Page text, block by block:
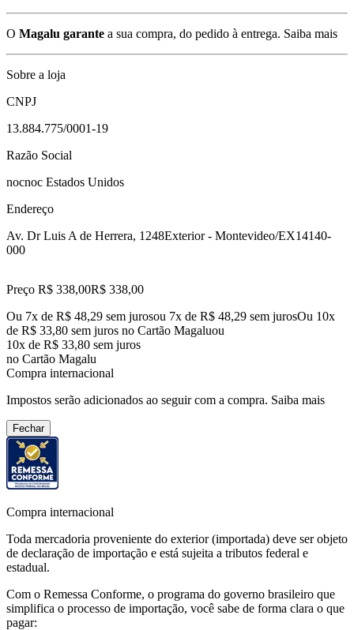
O Magalu garante a sua compra, do pedido à entrega. Saiba mais
Sobre a loja
CNPJ
13.884.775/0001-19
Razão Social
nocnoc Estados Unidos
Endereço
Av. Dr Luis A de Herrera, 1248Exterior - Montevideo/EX14140-
000
Preço R$ 338,00R$ 338,00
Ou 7x de R$ 48,29 sem jurosou 7x de R$ 48,29 sem jurosOu 10x
de R$ 33,80 sem juros no Cartão Magaluou
10x de R$ 33,80 sem juros
no Cartão Magalu
Compra internacional
Impostos serão adicionados ao seguir com a compra. Saiba mais
Fechar
Compra internacional
Toda mercadoria proveniente do exterior (importada) deve ser objeto
de declaração de importação e está sujeita a tributos federal e
estadual.
Com o Remessa Conforme, o programa do governo brasileiro que
simplifica o processo de importação, você sabe de forma clara o que
pagar: